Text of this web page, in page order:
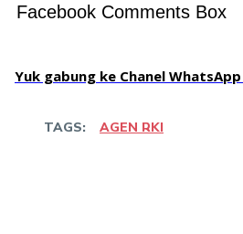
Facebook Comments Box
Yuk gabung ke Chanel
TAGS: AGEN RKI